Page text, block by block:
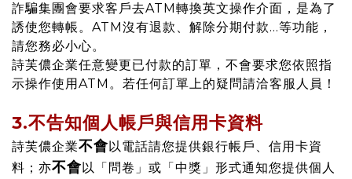
詐騙集團會要求客戶去ATM轉換英文操作介面，是為了
誘使您轉帳。ATM沒有退款、解除分期付款…等功能，
請您務必小心。
詩芙儂企業任意變更已付款的訂單，不會要求您依照指
示操作使用ATM。若任何訂單上的疑問請洽客服人員！
3.不告知個人帳戶與信用卡資料
詩芙儂企業不會以電話請您提供銀行帳戶、信用卡資
料；亦不會以「問卷」或「中獎」形式通知您提供個人